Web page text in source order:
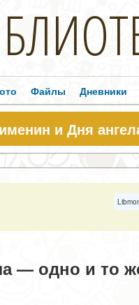
Файлы Дневники
и Дня
— одно и то